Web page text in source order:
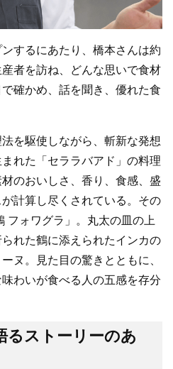
ンするにあたり、橋本さんは約
者を訪ね、どんな思いで食材
確かめ、話を聞き、優れた食
を駆使しながら、斬新な発想
れた「セララバアド」の料理
のおいしさ、香り、食感、盛
計算し尽くされている。その
フォワグラ」。丸太の皿の上
れた鶴に添えられたインカの
ヌ。見た目の驚きとともに、
わいが食べる人の五感を存分
るストーリーのあ